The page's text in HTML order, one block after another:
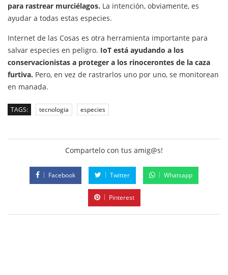
para rastrear murciélagos. La intención, obviamente, es
ayudar a todas estas especies.
Internet de las Cosas es otra herramienta importante para
salvar especies en peligro. IoT está ayudando a los
conservacionistas a proteger a los rinocerontes de la caza
furtiva. Pero, en vez de rastrarlos uno por uno, se monitorean
en manada.
TAGS: tecnologia especies
Compartelo con tus amig@s!
Facebook Twitter Whatsapp
Pinterest